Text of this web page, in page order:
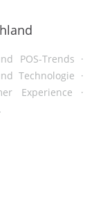
POS-Trends ·
Technologie ·
Experience ·